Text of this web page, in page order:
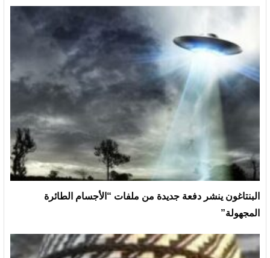
البنتاغون ينشر دفعة جديدة من ملفات “الأجسام الطائرة
المجهولة”